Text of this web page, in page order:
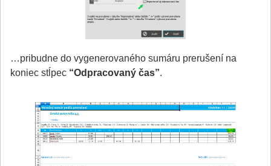
…pribudne do vygenerovaného sumáru prerušení na
koniec stĺpec “Odpracovaný čas”.